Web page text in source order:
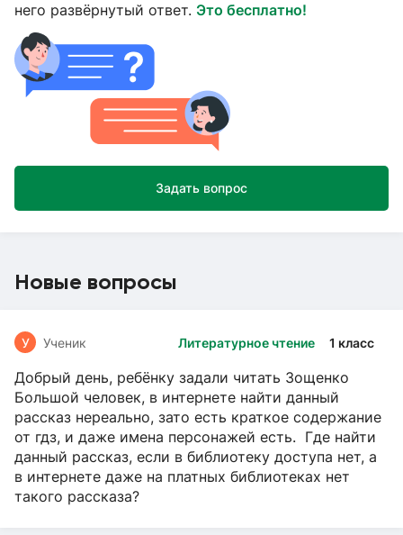
него развёрнутый ответ. Это бесплатно!
Задать вопрос
Новые вопросы
Литературное чтение 1 класс
У Ученик
Добрый день, ребёнку задали читать Зощенко
Большой человек, в интернете найти данный
рассказ нереально, зато есть краткое содержание
от гдз, и даже имена персонажей есть. Где найти
данный рассказ, если в библиотеку доступа нет, а
в интернете даже на платных библиотеках нет
такого рассказа?